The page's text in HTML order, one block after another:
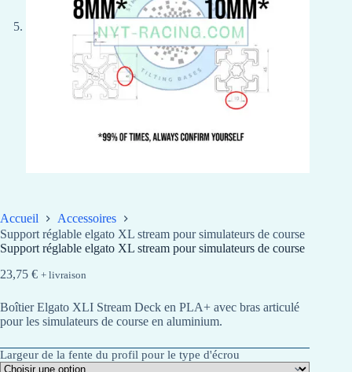
Accueil
Accessoires
Support réglable elgato XL stream pour simulateurs de course
Support réglable elgato XL stream pour simulateurs de course
23,75 € + livraison
Boîtier Elgato XLI Stream Deck en PLA+ avec bras articulé
pour les simulateurs de course en aluminium.
Largeur de la fente du profil pour le type d'écrou